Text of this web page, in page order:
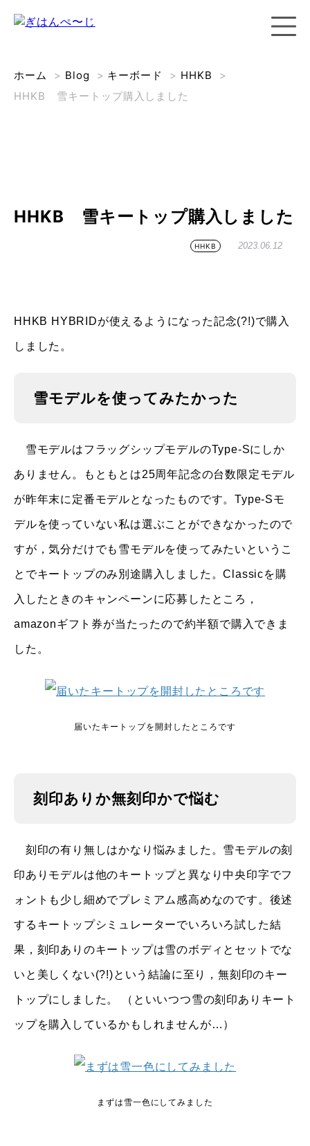
ホーム > Blog > キーボード > HHKB
>
HHKB 雪キートップ購入しました
HHKB 雪キートップ購入しました
HHKB 2023.06.12
HHKB HYBRIDが使えるようになった記念(?!)で購入
しました。
雪モデルを使ってみたかった
雪モデルはフラッグシップモデルのType-Sにしか
ありません。もともとは25周年記念の台数限定モデル
が昨年末に定番モデルとなったものです。Type-Sモ
デルを使っていない私は選ぶことができなかったので
すが，気分だけでも雪モデルを使ってみたいというこ
とでキートップのみ別途購入しました。Classicを購
入したときのキャンペーンに応募したところ，
amazonギフト券が当たったので約半額で購入できま
した。
届いたキートップを開封したところです
刻印ありか無刻印かで悩む
刻印の有り無しはかなり悩みました。雪モデルの刻
印ありモデルは他のキートップと異なり中央印字でフ
ォントも少し細めでプレミアム感高めなのです。後述
するキートップシミュレーターでいろいろ試した結
果，刻印ありのキートップは雪のボディとセットでな
いと美しくない(?!)という結論に至り，無刻印のキー
トップにしました。 （といいつつ雪の刻印ありキート
ップを購入しているかもしれませんが…）
まずは雪一色にしてみました